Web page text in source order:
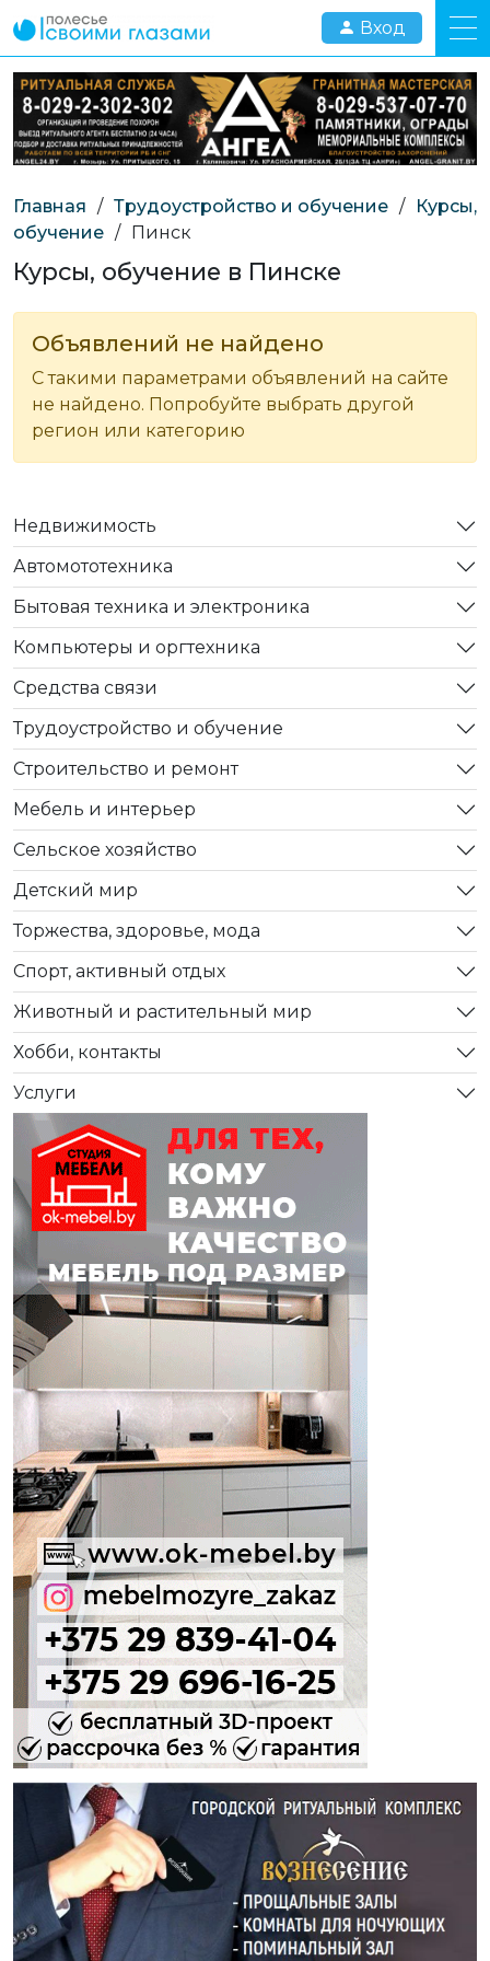
Вход
Главная / Трудоустройство и обучение /
Курсы,
обучение / Пинск
Курсы, обучение в Пинске
Объявлений не найдено
С такими параметрами объявлений на сайте
не найдено. Попробуйте выбрать другой
регион или категорию
Недвижимость
Автомототехника
Бытовая техника и электроника
Компьютеры и оргтехника
Средства связи
Трудоустройство и обучение
Строительство и ремонт
Мебель и интерьер
Сельское хозяйство
Детский мир
Торжества, здоровье, мода
Спорт, активный отдых
Животный и растительный мир
Хобби, контакты
Услуги